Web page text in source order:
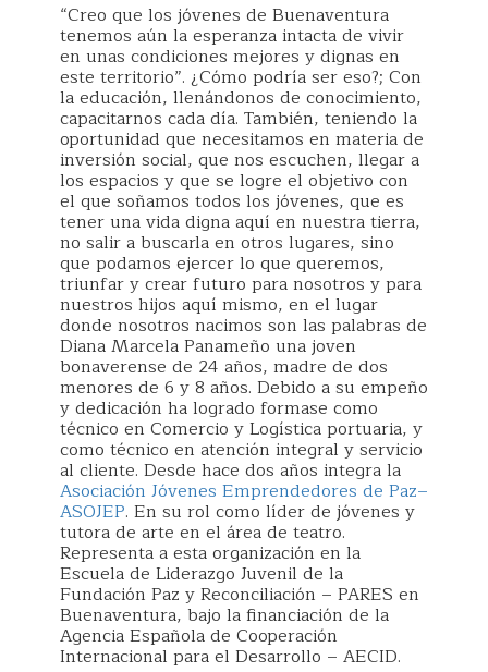
“Creo que los jóvenes de Buenaventura
tenemos aún la esperanza intacta de vivir
en unas condiciones mejores y dignas en
este territorio”. ¿Cómo podría ser eso?; Con
la educación, llenándonos de conocimiento,
capacitarnos cada día. También, teniendo la
oportunidad que necesitamos en materia de
inversión social, que nos escuchen, llegar a
los espacios y que se logre el objetivo con
el que soñamos todos los jóvenes, que es
tener una vida digna aquí en nuestra tierra,
no salir a buscarla en otros lugares, sino
que podamos ejercer lo que queremos,
triunfar y crear futuro para nosotros y para
nuestros hijos aquí mismo, en el lugar
donde nosotros nacimos son las palabras de
Diana Marcela Panameño una joven
bonaverense de 24 años, madre de dos
menores de 6 y 8 años. Debido a su empeño
y dedicación ha logrado formase como
técnico en Comercio y Logística portuaria, y
como técnico en atención integral y servicio
al cliente. Desde hace dos años integra la
Asociación Jóvenes Emprendedores de Paz–
ASOJEP. En su rol como líder de jóvenes y
tutora de arte en el área de teatro.
Representa a esta organización en la
Escuela de Liderazgo Juvenil de la
Fundación Paz y Reconciliación – PARES en
Buenaventura, bajo la financiación de la
Agencia Española de Cooperación
Internacional para el Desarrollo – AECID.